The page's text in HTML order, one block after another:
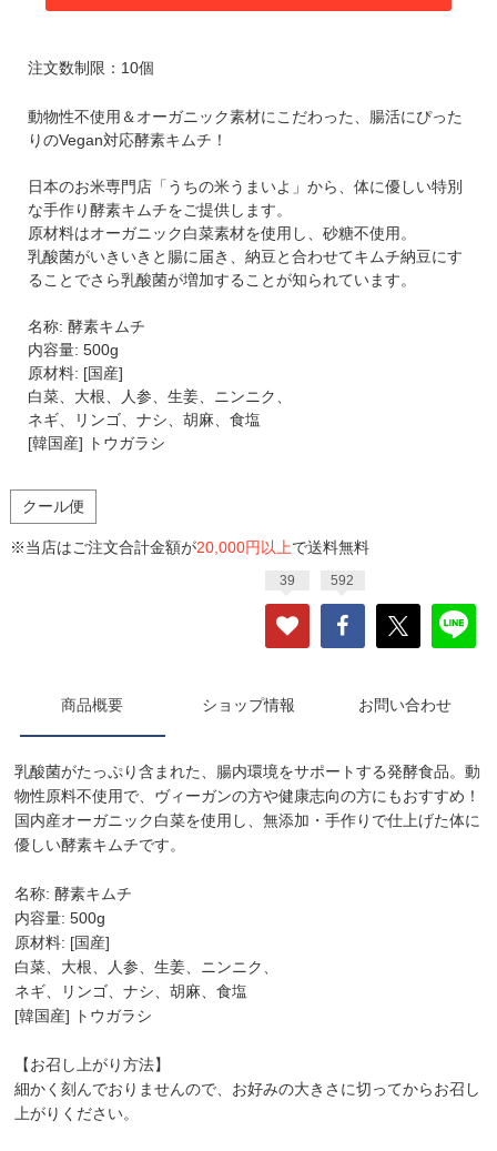
注文数制限：10個
動物性不使用＆オーガニック素材にこだわった、腸活にぴった
りのVegan対応酵素キムチ！
日本のお米専門店「うちの米うまいよ」から、体に優しい特別
な手作り酵素キムチをご提供します。
原材料はオーガニック白菜素材を使用し、砂糖不使用。
乳酸菌がいきいきと腸に届き、納豆と合わせてキムチ納豆にす
ることでさら乳酸菌が増加することが知られています。
名称: 酵素キムチ
内容量: 500g
原材料: [国産]
白菜、大根、人参、生姜、ニンニク、
ネギ、リンゴ、ナシ、胡麻、食塩
[韓国産] トウガラシ
クール便
※当店はご注文合計金額が20,000円以上で送料無料
39 592
商品概要 ショップ情報 お問い合わせ
乳酸菌がたっぷり含まれた、腸内環境をサポートする発酵食品。動
物性原料不使用で、ヴィーガンの方や健康志向の方にもおすすめ！
国内産オーガニック白菜を使用し、無添加・手作りで仕上げた体に
優しい酵素キムチです。
名称: 酵素キムチ
内容量: 500g
原材料: [国産]
白菜、大根、人参、生姜、ニンニク、
ネギ、リンゴ、ナシ、胡麻、食塩
[韓国産] トウガラシ
【お召し上がり方法】
細かく刻んでおりませんので、お好みの大きさに切ってからお召し
上がりください。